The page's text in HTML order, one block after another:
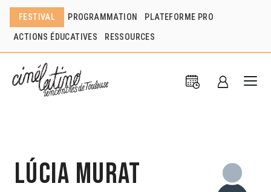
FESTIVAL PROGRAMMATION PLATEFORME PRO
ACTIONS ÉDUCATIVES RESSOURCES
Lúcia Murat